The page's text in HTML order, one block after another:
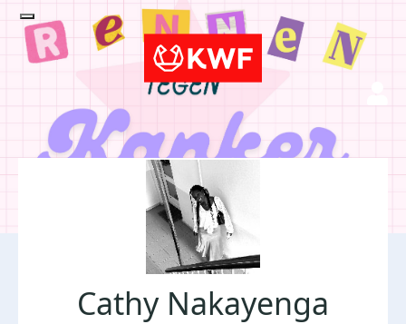
Cathy Nakayenga